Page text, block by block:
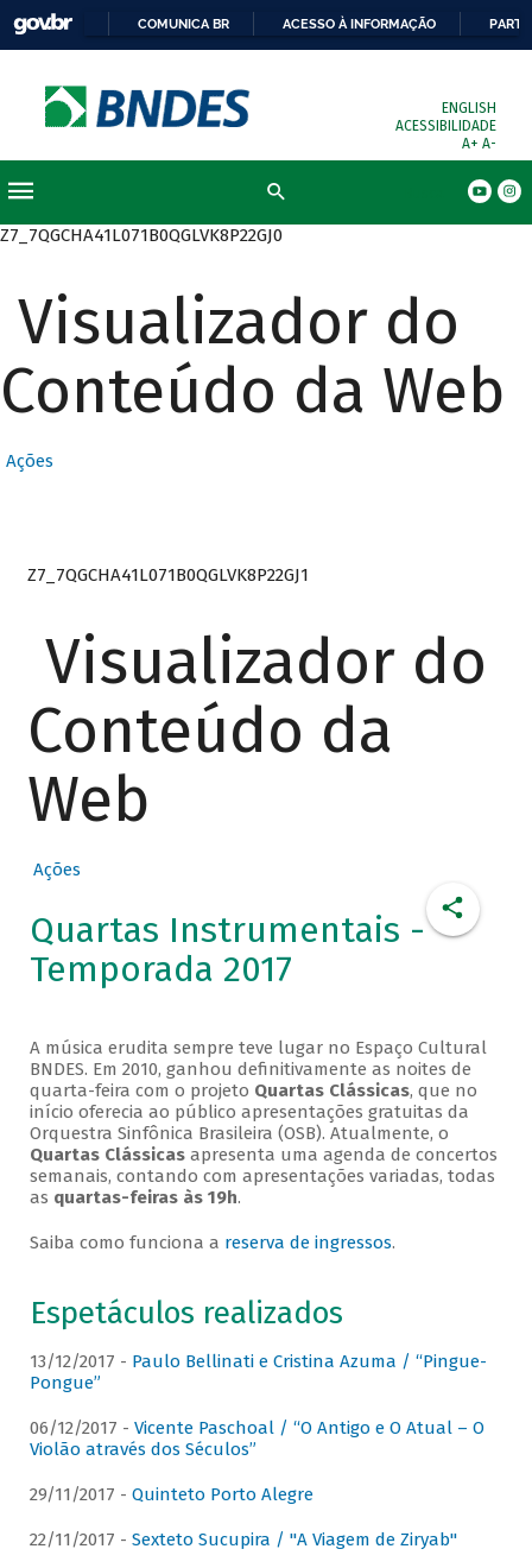
COMUNICA BR ACESSO À INFORMAÇÃO
ENGLISH
ACESSIBILIDADE
A+ A-
Z7_7QGCHA41L071B0QGLVK8P22GJ0
Visualizador do
Conteúdo da Web
Ações
Z7_7QGCHA41L071B0QGLVK8P22GJ1
Visualizador do
Conteúdo da
Web
Ações
Quartas Instrumentais -
Temporada 2017
A música erudita sempre teve lugar no Espaço Cultural
BNDES. Em 2010, ganhou definitivamente as noites de
quarta-feira com o projeto Quartas Clássicas, que no
início oferecia ao público apresentações gratuitas da
Orquestra Sinfônica Brasileira (OSB). Atualmente, o
Quartas Clássicasapresenta uma agenda de concertos
semanais, contando com apresentações variadas, todas
as quartas-feiras às 19h.
Saiba como funciona a reserva de ingressos.
Espetáculos realizados
13/12/2017 - Paulo Bellinati e Cristina Azuma / “Pingue-
Pongue”
06/12/2017 - Vicente Paschoal / “O Antigo e O Atual – O
Violão através dos Séculos”
29/11/2017 - Quinteto Porto Alegre
22/11/2017 - Sexteto Sucupira / "A Viagem de Ziryab"